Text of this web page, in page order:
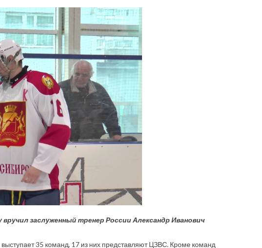
вручил заслуженный тренер России Александр Иванович
35 команд, 17 из них представляют ЦЗВС. Кроме команд